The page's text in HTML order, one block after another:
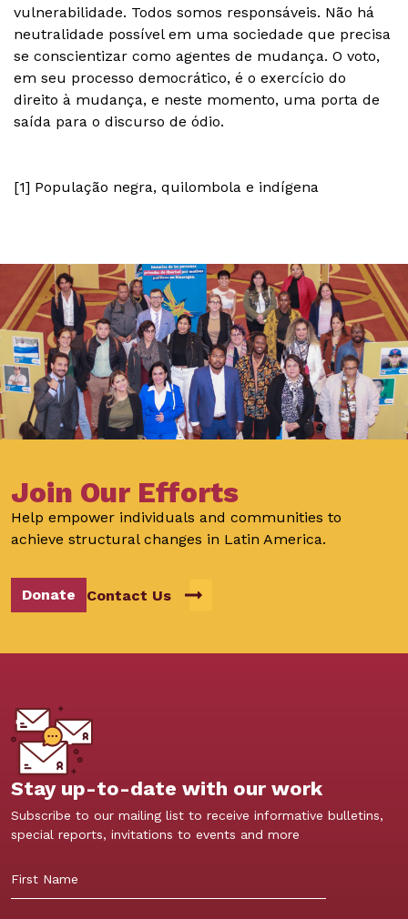
vulnerabilidade. Todos somos responsáveis. Não há
neutralidade possível em uma sociedade que precisa
se conscientizar como agentes de mudança. O voto,
em seu processo democrático, é o exercício do
direito à mudança, e neste momento, uma porta de
saída para o discurso de ódio.
[1] População negra, quilombola e indígena
Join Our Efforts
Help empower individuals and communities to
achieve structural changes in Latin America.
Donate Contact Us
Stay up-to-date with our work
Subscribe to our mailing list to receive informative bulletins,
special reports, invitations to events and more